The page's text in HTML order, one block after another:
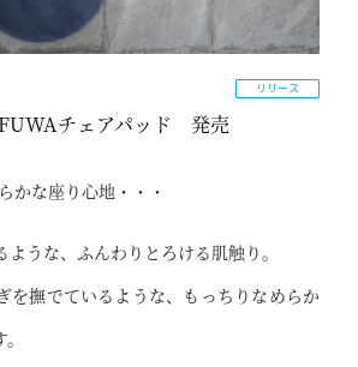
リリース
チェアパッド 発売
かな座り心地・・・
うな、ふんわりとろける肌触り。
を撫でているような、もっちりなめらか